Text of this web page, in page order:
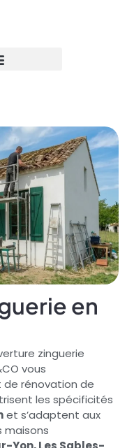
en
zinguerie
vous
rénovation de
les spécificités
et s’adaptent aux
maisons